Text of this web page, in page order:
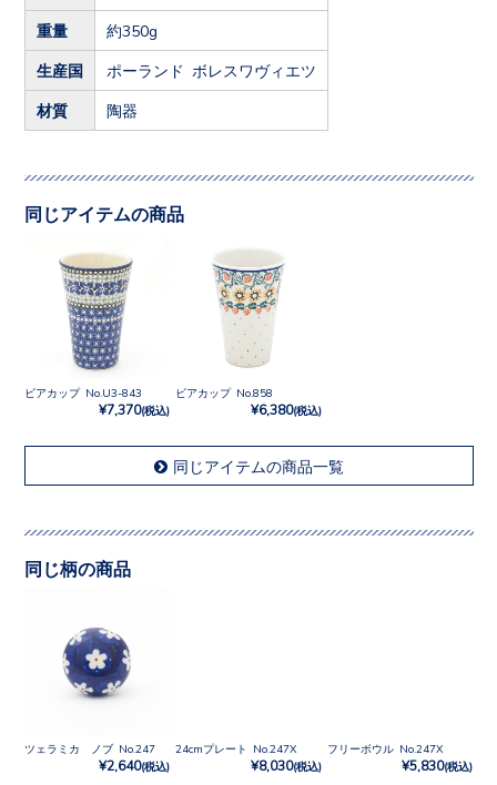
重量 約350g
生産国 ポーランド ボレスワヴィエツ
材質 陶器
同じアイテムの商品
ビアカップ No.U3-843
¥7,370(税込)
ビアカップ No.858
¥6,380(税込)
同じアイテムの商品一覧
同じ柄の商品
ツェラミカ ノブ No.247
¥2,640(税込)
24cmプレート No.247X
¥8,030(税込)
フリーボウル No.247X
¥5,830(税込)